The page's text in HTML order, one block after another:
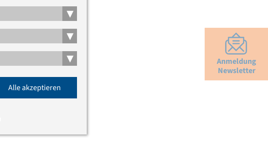
Anmeldung
Newsletter
▾
▾
▾
Alle akzeptieren